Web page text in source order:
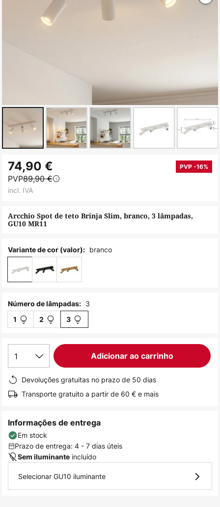
para
início
Galeria
de
Arcchio Spot de teto Brinja Slim, branco, 3 lâmpadas,
GU10 MR11
74,90 € PVP -16%
PVP89,90 €
incl. IVA
Variante de cor (valor): branco
Número de lâmpadas: 3
1 2 3
1 Adicionar ao carrinho
Devoluções gratuitas no prazo de 50 dias
Transporte gratuito a partir de 60 € e mais
Informações de entrega
Em stock
Prazo de entrega: 4 - 7 dias úteis
Sem iluminante incluído
Selecionar GU10 iluminante